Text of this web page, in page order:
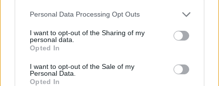
Personal Data Processing Opt Outs
I want to opt-out of the Sharing of my
personal data.
Opted In
I want to opt-out of the Sale of my
Personal Data.
Opted In